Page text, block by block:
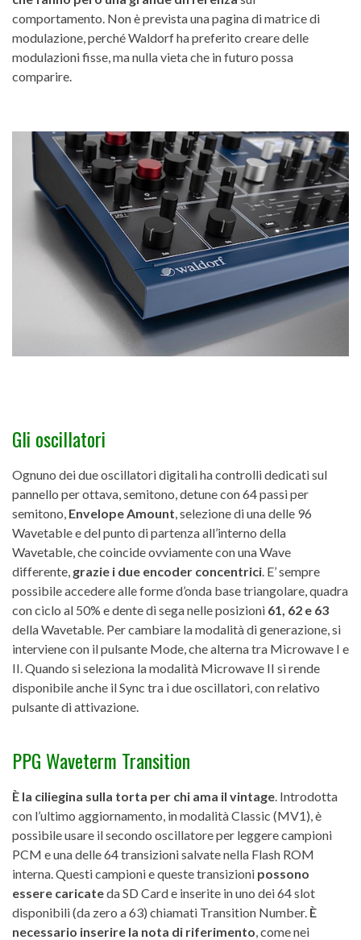
comportamento. Non è prevista una pagina di matrice di
modulazione, perché Waldorf ha preferito creare delle
modulazioni fisse, ma nulla vieta che in futuro possa
comparire.
Gli oscillatori
Ognuno dei due oscillatori digitali ha controlli dedicati sul
pannello per ottava, semitono, detune con 64 passi per
semitono, Envelope Amount , selezione di una delle 96
Wavetable e del punto di partenza all’interno della
Wavetable, che coincide ovviamente con una Wave
differente, grazie i due encoder concentrici . E’ sempre
possibile accedere alle forme d’onda base triangolare, quadra
con ciclo al 50% e dente di sega nelle posizioni 61, 62 e 63
della Wavetable. Per cambiare la modalità di generazione, si
interviene con il pulsante Mode, che alterna tra Microwave I e
II. Quando si seleziona la modalità Microwave II si rende
disponibile anche il Sync tra i due oscillatori, con relativo
pulsante di attivazione.
PPG Waveterm Transition
È la ciliegina sulla torta per chi ama il vintage . Introdotta
con l’ultimo aggiornamento, in modalità Classic (MV1), è
possibile usare il secondo oscillatore per leggere campioni
PCM e una delle 64 transizioni salvate nella Flash ROM
interna. Questi campioni e queste transizioni possono
essere caricateda SD Card e inserite in uno dei 64 slot
disponibili (da zero a 63) chiamati Transition Number. È
necessario inserire la nota di riferimento , come nei